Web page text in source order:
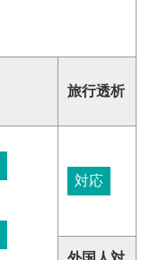
旅行透析
対応